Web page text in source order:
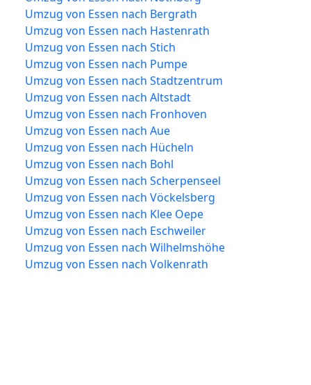
Umzug von Essen nach Bergrath
Umzug von Essen nach Hastenrath
Umzug von Essen nach Stich
Umzug von Essen nach Pumpe
Umzug von Essen nach Stadtzentrum
Umzug von Essen nach Altstadt
Umzug von Essen nach Fronhoven
Umzug von Essen nach Aue
Umzug von Essen nach Hücheln
Umzug von Essen nach Bohl
Umzug von Essen nach Scherpenseel
Umzug von Essen nach Vöckelsberg
Umzug von Essen nach Klee Oepe
Umzug von Essen nach Eschweiler
Umzug von Essen nach Wilhelmshöhe
Umzug von Essen nach Volkenrath